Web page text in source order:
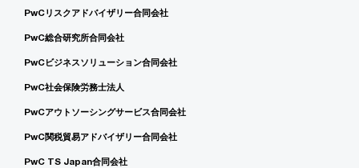
PwCリスクアドバイザリー合同会社
PwC総合研究所合同会社
PwCビジネスソリューション合同会社
PwC社会保険労務士法人
PwCアウトソーシングサービス合同会社
PwC関税貿易アドバイザリー合同会社
PwC TS Japan合同会社